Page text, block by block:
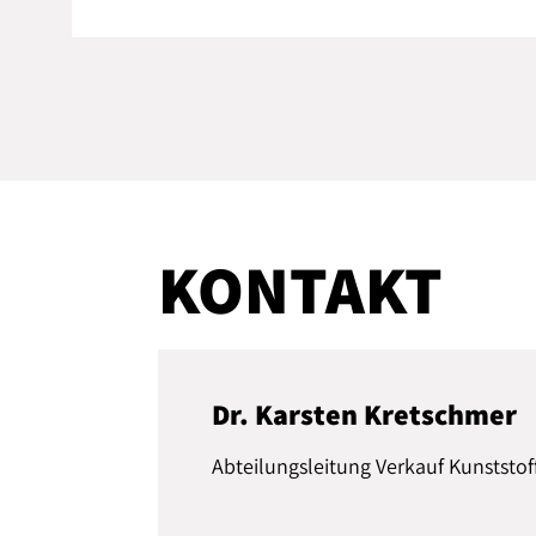
KONTAKT
Dr. Karsten Kretschmer
Abteilungsleitung Verkauf